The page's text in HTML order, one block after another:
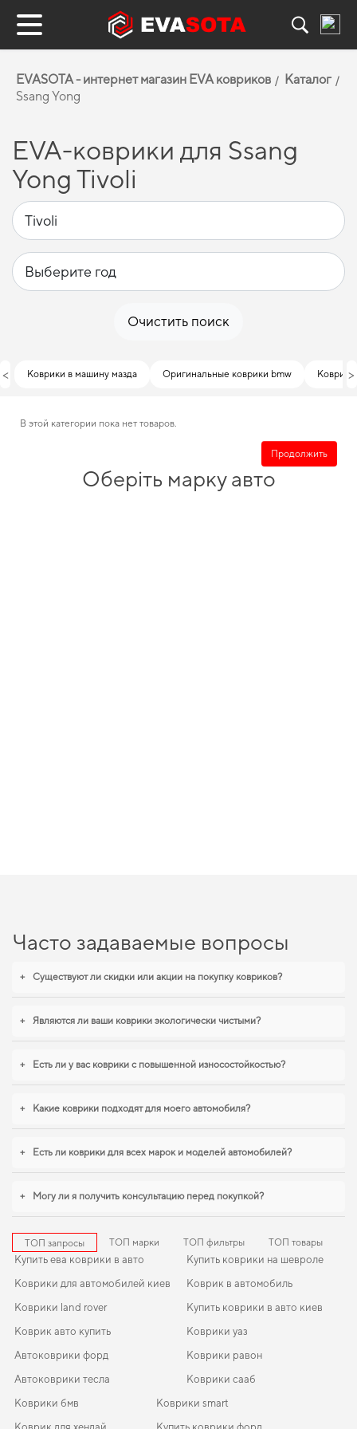
EVASOTA - интернет магазин EVA ковриков
Каталог
Ssang Yong
EVA-коврики для Ssang
Yong Tivoli
Очистить поиск
< Коврики в машину мазда Оригинальные коврики bmw >
В этой категории пока нет товаров.
Продолжить
Часто задаваемые вопросы
+ Существуют ли скидки или акции на покупку ковриков?
+ Являются ли ваши коврики экологически чистыми?
+ Есть ли у вас коврики с повышенной износостойкостью?
+ Какие коврики подходят для моего автомобиля?
+ Есть ли коврики для всех марок и моделей автомобилей?
+ Могу ли я получить консультацию перед покупкой?
ТОП запросы ТОП марки ТОП фильтры ТОП товары
Купить ева коврики в авто
Коврики для автомобилей киев
Коврики land rover
Коврик авто купить
Автоковрики форд
Автоковрики тесла
Купить коврики на шевроле
Коврик в автомобиль
Купить коврики в авто киев
Коврики уаз
Коврики равон
Коврики сааб
Коврики бмв
Коврики smart